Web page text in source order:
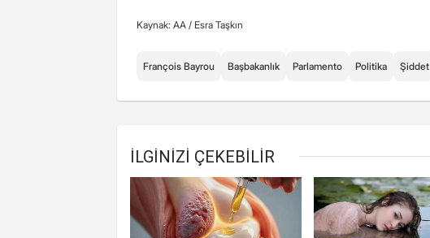
Kaynak: AA / Esra Taşkın
François Bayrou Başbakanlık Parlamento Politika Şiddet